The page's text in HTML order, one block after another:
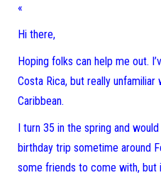
«
Hi there,
Hoping folks can help me out.
Costa Rica, but really
Caribbean.
I turn 35 in the spring and
birthday trip sometime around
some friends to come with, but